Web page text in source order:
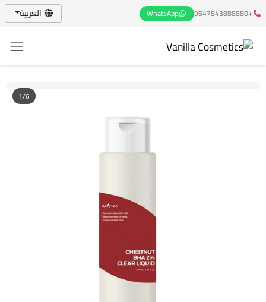
+9647843888880
WhatsApp العربية
1/6